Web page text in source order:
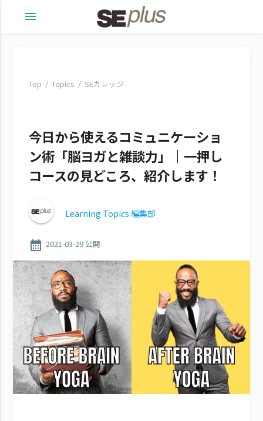
menu
Top Topics SEカレッジ
今日から使えるコミュニケーショ
ン術「脳ヨガと雑談力」｜一押し
コースの見どころ、紹介します！
Learning Topics 編集部
calendar_month 2021-03-29 公開